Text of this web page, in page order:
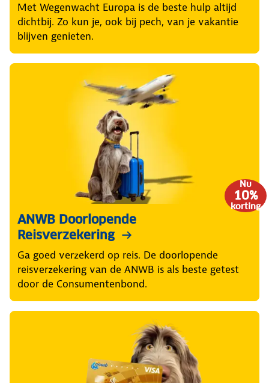
Met Wegenwacht Europa is de beste hulp altijd
dichtbij. Zo kun je, ook bij pech, van je vakantie
blijven genieten.
Nu
10%
korting
ANWB Doorlopende
Reisverzekering
Ga goed verzekerd op reis. De doorlopende
reisverzekering van de ANWB is als beste getest
door de Consumentenbond.